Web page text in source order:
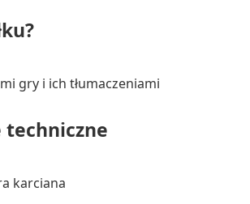
gry i ich tłumaczeniami
karciana